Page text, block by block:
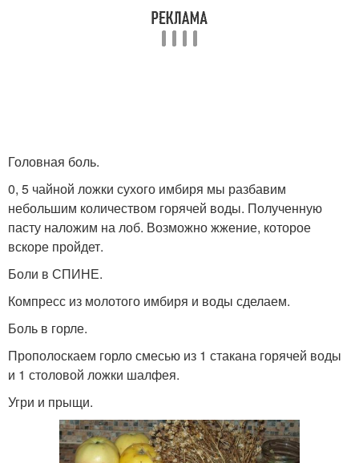
Головная боль.
0, 5 чайной ложки сухого имбиря мы разбавим
небольшим количеством горячей воды. Полученную
пасту наложим на лоб. Возможно жжение, которое
вскоре пройдет.
Боли в СПИНЕ.
Компресс из молотого имбиря и воды сделаем.
Боль в горле.
Прополоскаем горло смесью из 1 стакана горячей воды
и 1 столовой ложки шалфея.
Угри и прыщи.